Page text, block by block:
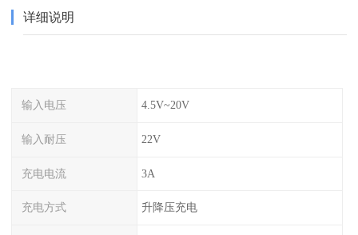
详细说明
输入电压 4.5V~20V
输入耐压 22V
充电电流 3A
充电方式 升降压充电